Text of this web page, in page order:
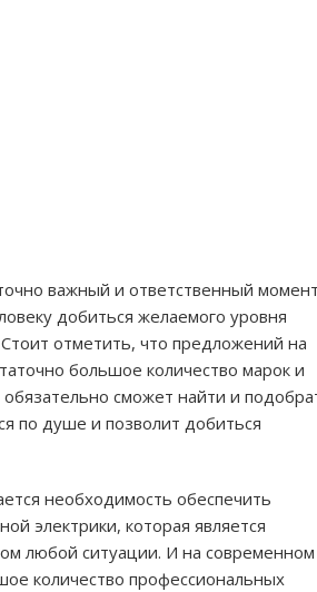
важный и ответственный
добиться желаемого уровня
Стоит отметить, что предложений на
большое количество марок и
сможет найти и
по душе и позволит добиться
необходимость обеспечить
электрики, которая является
любой ситуации. И на современном
количество профессиональных